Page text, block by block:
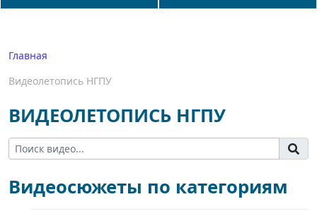
Главная
Видеолетопись НГПУ
ВИДЕОЛЕТОПИСЬ НГПУ
Видеосюжеты по категориям